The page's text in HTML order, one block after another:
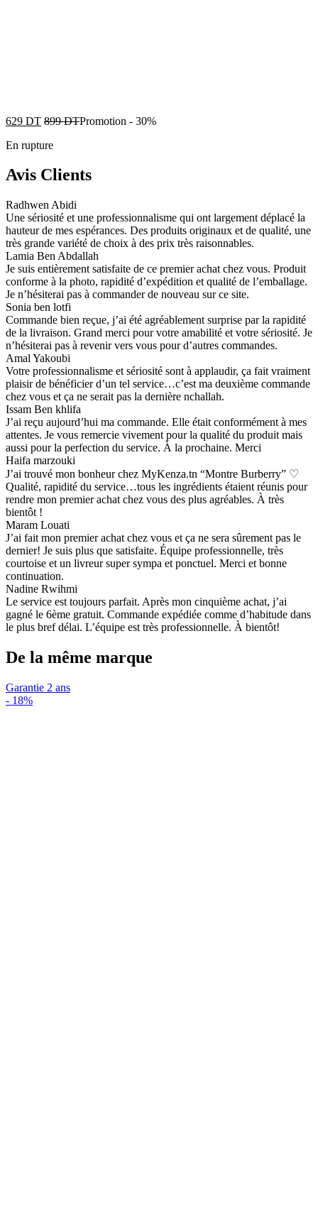
629 DT 899DTPromotion - 30%
En rupture
Avis Clients
Radhwen Abidi
Une sériosité et une professionnalisme qui ont largement déplacé la
hauteur de mes espérances. Des produits originaux et de qualité, une
très grande variété de choix à des prix très raisonnables.
Lamia Ben Abdallah
Je suis entièrement satisfaite de ce premier achat chez vous. Produit
conforme à la photo, rapidité d’expédition et qualité de l’emballage.
Je n’hésiterai pas à commander de nouveau sur ce site.
Sonia ben lotfi
Commande bien reçue, j’ai été agréablement surprise par la rapidité
de la livraison. Grand merci pour votre amabilité et votre sériosité. Je
n’hésiterai pas à revenir vers vous pour d’autres commandes.
Amal Yakoubi
Votre professionnalisme et sériosité sont à applaudir, ça fait vraiment
plaisir de bénéficier d’un tel service…c’est ma deuxième commande
chez vous et ça ne serait pas la dernière nchallah.
Issam Ben khlifa
J’ai reçu aujourd’hui ma commande. Elle était conformément à mes
attentes. Je vous remercie vivement pour la qualité du produit mais
aussi pour la perfection du service. À la prochaine. Merci
Haifa marzouki
J’ai trouvé mon bonheur chez MyKenza.tn “Montre Burberry” ♡
Qualité, rapidité du service…tous les ingrédients étaient réunis pour
rendre mon premier achat chez vous des plus agréables. À très
bientôt !
Maram Louati
J’ai fait mon premier achat chez vous et ça ne sera sûrement pas le
dernier! Je suis plus que satisfaite. Équipe professionnelle, très
courtoise et un livreur super sympa et ponctuel. Merci et bonne
continuation.
Nadine Rwihmi
Le service est toujours parfait. Après mon cinquième achat, j’ai
gagné le 6ème gratuit. Commande expédiée comme d’habitude dans
le plus bref délai. L’équipe est très professionnelle. À bientôt!
De la même marque
Garantie 2 ans
- 18%